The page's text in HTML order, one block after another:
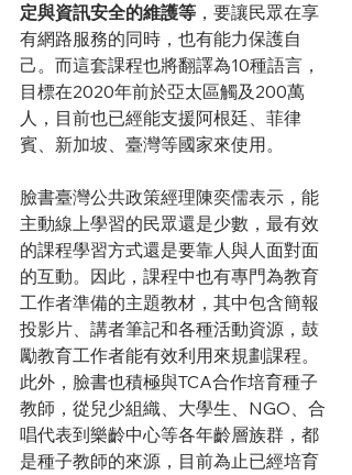
定與資訊安全的維護等 ，要讓民眾在享
有網路服務的同時，也有能力保護自
己。而這套課程也將翻譯為10種語言，
目標在2020年前於亞太區觸及200萬
人，目前也已經能支援阿根廷、菲律
賓、新加坡、臺灣等國家來使用。
臉書臺灣公共政策經理陳奕儒表示，能
主動線上學習的民眾還是少數，最有效
的課程學習方式還是要靠人與人面對面
的互動。因此，課程中也有專門為教育
工作者準備的主題教材，其中包含簡報
投影片、講者筆記和各種活動資源，鼓
勵教育工作者能有效利用來規劃課程。
此外，臉書也積極與TCA合作培育種子
教師，從兒少組織、大學生、NGO、合
唱代表到樂齡中心等各年齡層族群，都
是種子教師的來源，目前為止已經培育